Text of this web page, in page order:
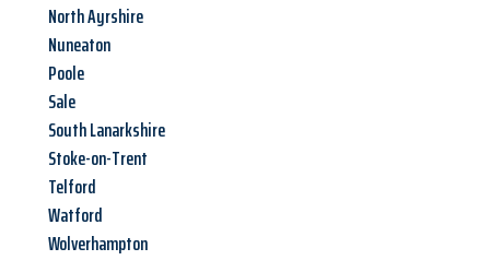
North Ayrshire
Nuneaton
Poole
Sale
South Lanarkshire
Stoke-on-Trent
Telford
Watford
Wolverhampton